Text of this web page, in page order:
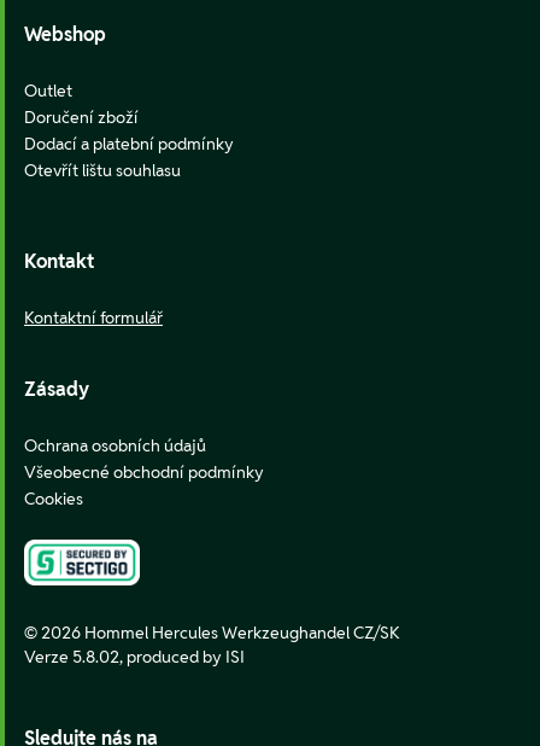
Webshop
Outlet
Doručení zboží
Dodací a platební podmínky
Otevřít lištu souhlasu
Kontakt
Kontaktní formulář
Zásady
Ochrana osobních údajů
Všeobecné obchodní podmínky
Cookies
© 2026 Hommel Hercules Werkzeughandel CZ/SK
Verze 5.8.02, produced by ISI
Sledujte nás na